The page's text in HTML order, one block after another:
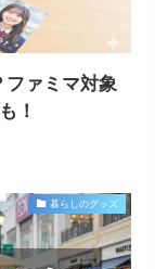
ファミマ対象
！
暮らしのグッズ